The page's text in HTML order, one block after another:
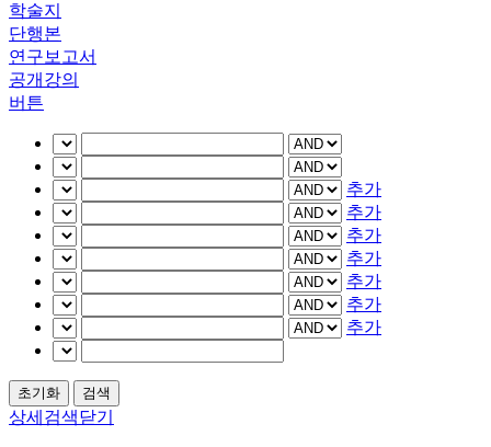
학술지
단행본
연구보고서
공개강의
버튼
추가
추가
추가
추가
추가
추가
추가
상세검색닫기